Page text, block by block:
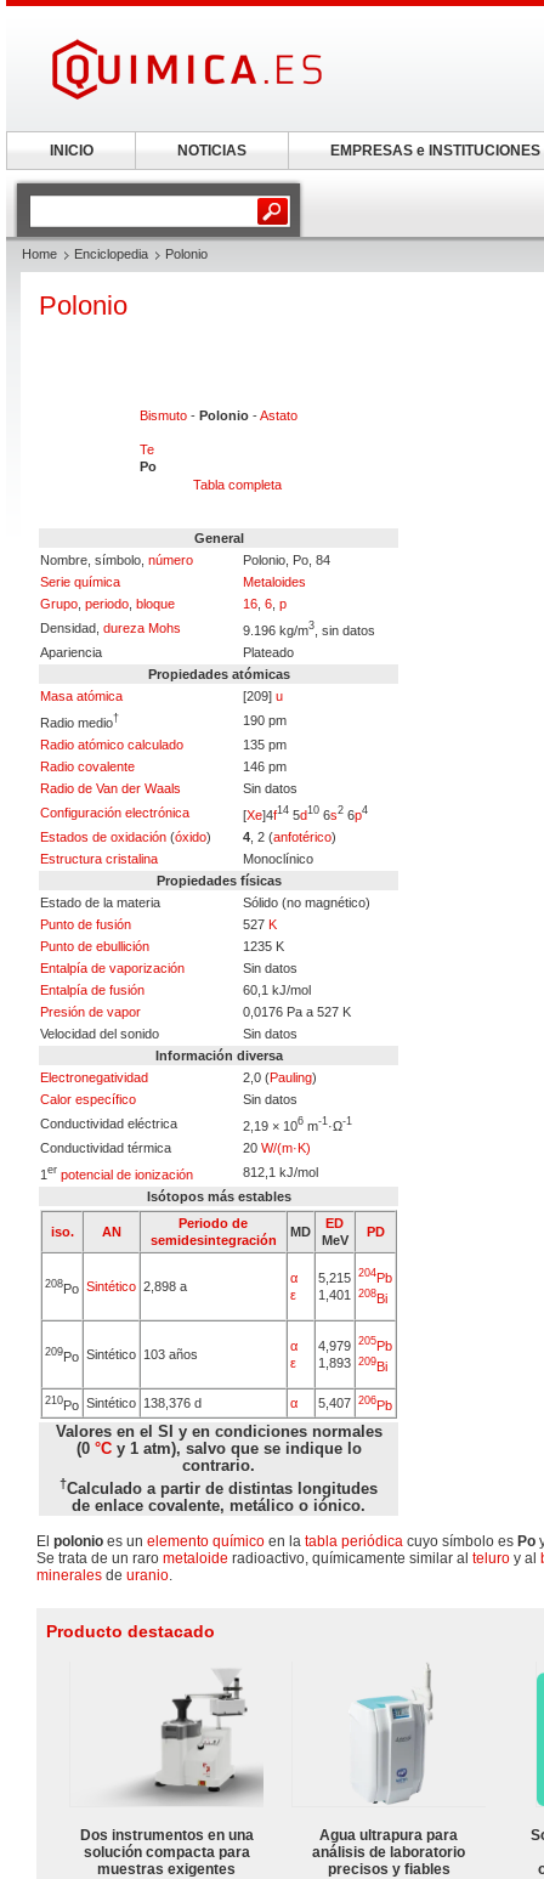
Home Enciclopedia Polonio
Polonio
Bismuto - Polonio -Astato
Te
Po
Tabla completa
General
Nombre, símbolo, número
Polonio, Po, 84
Serie química
Metaloides
Grupo periodo bloque 16 6 p
Densidad, dureza Mohs 9.196 kg/m3 , sin datos
Apariencia
Plateado
Propiedades atómicas
Masa atómica
[209] u
Radio medio†
190 pm
Radio atómico calculado
135 pm
Radio covalente
146 pm
Radio de Van der Waals
Sin datos
Configuración electrónica
[Xe]4f14 5d10 6s2 6p4
Estados de oxidación (óxido) 4 , 2 (anfotérico)
Estructura cristalina
Monoclínico
Propiedades físicas
Estado de la materia
Sólido (no magnético)
Punto de fusión
527 K
Punto de ebullición
1235 K
Entalpía de vaporización
Sin datos
Entalpía de fusión
60,1 kJ/mol
Presión de vapor
0,0176 Pa a 527 K
Velocidad del sonido
Sin datos
Información diversa
Electronegatividad
2,0 (Pauling)
Calor específico
Sin datos
Conductividad eléctrica
2,19 × 106 m-1·Ω-1
Conductividad térmica 20 W/(m·K)
1 er potencial de ionización
812,1 kJ/mol
Isótopos más estables
iso. AN
Periodo de
semidesintegración
MD
ED
MeV
PD
208Po Sintético 2,898 a
α
ε
5,215
1,401
204Pb
208Bi
209Po Sintético 103 años
α
ε
4,979
1,893
205Pb
209Bi
210Po Sintético 138,376 d α 5,407 206Pb
Valores en el SI y en condiciones normales
(0 °Cy 1 atm), salvo que se indique lo
contrario.
†Calculado a partir de distintas longitudes
de enlace covalente, metálico o iónico.
El polonio es un elemento químico en la tabla periódica cuyo símbolo es Po
Se trata de un raro metaloide radioactivo, químicamente similar al teluro y al
minerales de uranio.
Producto destacado
Dos instrumentos en una
solución compacta para
muestras exigentes
Agua ultrapura para
análisis de laboratorio
precisos y fiables
INICIO NOTICIAS EMPRESAS e INSTITUCIONES